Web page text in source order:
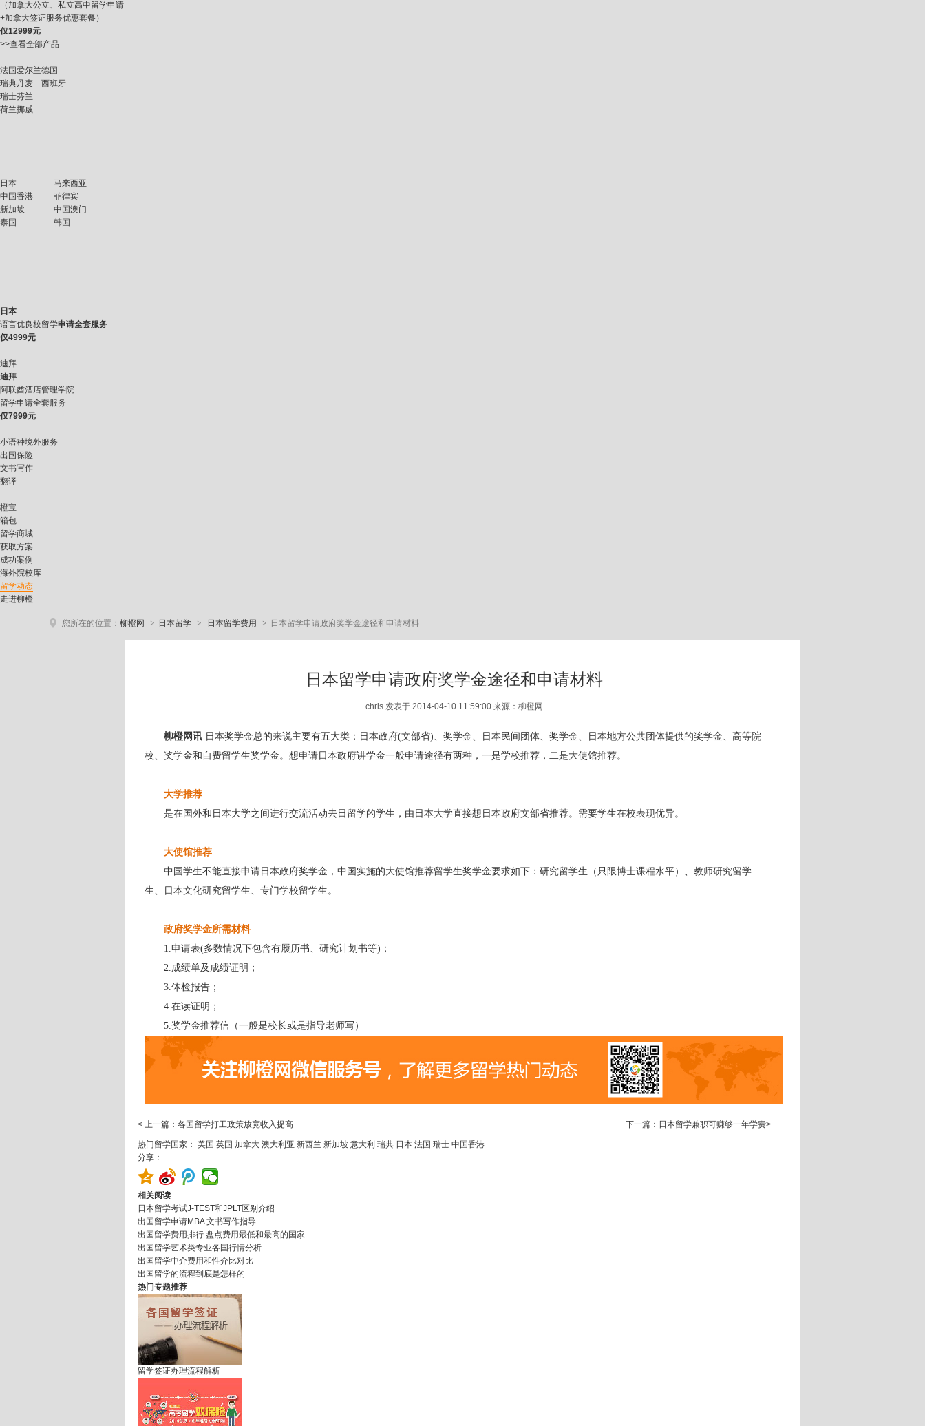
（加拿大公立、私立高中留学申请
+加拿大签证服务优惠套餐）
仅12999元
>>查看全部产品
法国爱尔兰德国
瑞典丹麦
西班牙
瑞士芬兰
荷兰挪威
日本
马来西亚
中国香港
菲律宾
新加坡
中国澳门
泰国
韩国
日本
语言优良校留学申请全套服务
仅4999元
迪拜
迪拜
阿联酋酒店管理学院
留学申请全套服务
仅7999元
小语种境外服务
出国保险
文书写作
翻译
橙宝
箱包
留学商城
获取方案
成功案例
海外院校库
留学动态
走进柳橙
您所在的位置： 柳橙网 > 日本留学 > 日本留学费用 > 日本留学申请政府奖学金途径和申请材料
日本留学申请政府奖学金途径和申请材料
chris 发表于 2014-04-10 11:59:00 来源：柳橙网
柳橙网讯 日本奖学金总的来说主要有五大类：日本政府(文部省)、奖学金、日本民间团体、奖学金、日本地方公共团体提供的奖学金、高等院
校、奖学金和自费留学生奖学金。想申请日本政府讲学金一般申请途径有两种，一是学校推荐，二是大使馆推荐。
大学推荐
是在国外和日本大学之间进行交流活动去日留学的学生，由日本大学直接想日本政府文部省推荐。需要学生在校表现优异。
大使馆推荐
中国学生不能直接申请日本政府奖学金，中国实施的大使馆推荐留学生奖学金要求如下：研究留学生（只限博士课程水平）、教师研究留学
生、日本文化研究留学生、专门学校留学生。
政府奖学金所需材料
1.申请表(多数情况下包含有履历书、研究计划书等)；
2.成绩单及成绩证明；
3.体检报告；
4.在读证明；
5.奖学金推荐信（一般是校长或是指导老师写）
< 上一篇：各国留学打工政策放宽收入提高 下一篇：日本留学兼职可赚够一年学费>
热门留学国家： 美国 英国 加拿大 澳大利亚 新西兰 新加坡 意大利 瑞典 日本 法国 瑞士 中国香港
分享：
相关阅读
日本留学考试J-TEST和JPLT区别介绍
出国留学申请MBA 文书写作指导
出国留学费用排行 盘点费用最低和最高的国家
出国留学艺术类专业各国行情分析
出国留学中介费用和性介比对比
出国留学的流程到底是怎样的
热门专题推荐
留学签证办理流程解析